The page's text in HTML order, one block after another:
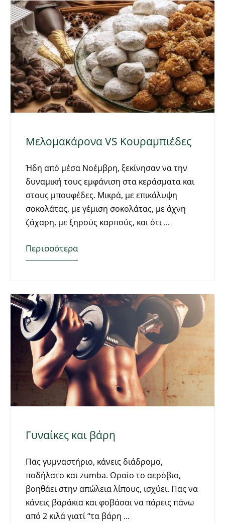
Μελομακάρονα VS Κουραμπιέδες
Ήδη από μέσα Νοέμβρη, ξεκίνησαν να την
δυναμική τους εμφάνιση στα κεράσματα και
στους μπουφέδες. Μικρά, με επικάλυψη
σοκολάτας, με γέμιση σοκολάτας, με άχνη
ζάχαρη, με ξηρούς καρπούς, και ότι
Περισσότερα
Γυναίκες και βάρη
Πας γυμναστήριο, κάνεις διάδρομο,
ποδήλατο και zumba. Ωραίο το αερόβιο,
βοηθάει στην απώλεια λίπους, ισχύει. Πας να
κάνεις βαράκια και φοβάσαι να πάρεις πάνω
από 2 κιλά γιατί “τα βάρη